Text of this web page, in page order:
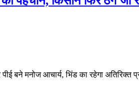
बने मनोज आचार्य, भिंड का रहेगा अतिरिक्त